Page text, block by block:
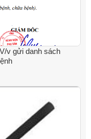
v gửi danh sách